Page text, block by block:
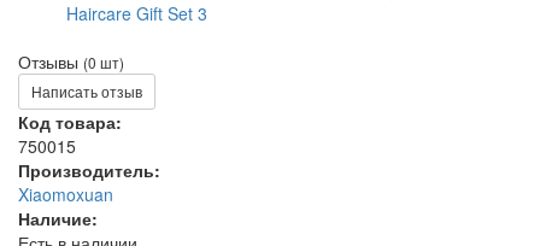
Отзывы (0 шт)
Написать отзыв
Код товара:
750015
Производитель:
Xiaomoxuan
Наличие: